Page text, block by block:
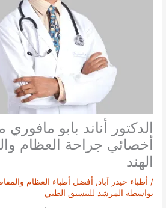
الدكتور أناند بابو مافوري
أخصائي جراحة العظام
الهند
/ أطباء حيدر آباد, أفضل أطباء العظام والمفاصل
بواسطة المرشد للتنسيق الطبي